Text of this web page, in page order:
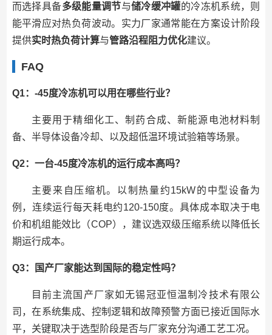
而选择具备多级能量调节与储冷缓冲罐的冷冻机系统，则
能平滑应对热负荷波动。实力厂家通常能在方案设计阶段
提供实时热负荷计算与管路沿程阻力优化建议。
FAQ
Q1：-45度冷冻机可以用在哪些行业？
主要用于精细化工、制药合成、新能源电池材料制
备、半导体设备冷却、以及超低温环境试验箱等场景。
Q2：一台-45度冷冻机的运行成本高吗？
主要来自压缩机。以制热量约15kW的中型设备为
例，连续运行每天耗电约120-150度。具体成本取决于电
价和机组能效比（COP），建议选双级压缩系统以降低长
期运行成本。
Q3：国产厂家能达到国际的稳定性吗？
目前主流国产厂家如无锡冠亚恒温制冷技术有限公
司，在系统集成、控制逻辑和故障预警方面已接近国际水
平，关键取决于选型阶段是否与厂家充分沟通工艺工况。